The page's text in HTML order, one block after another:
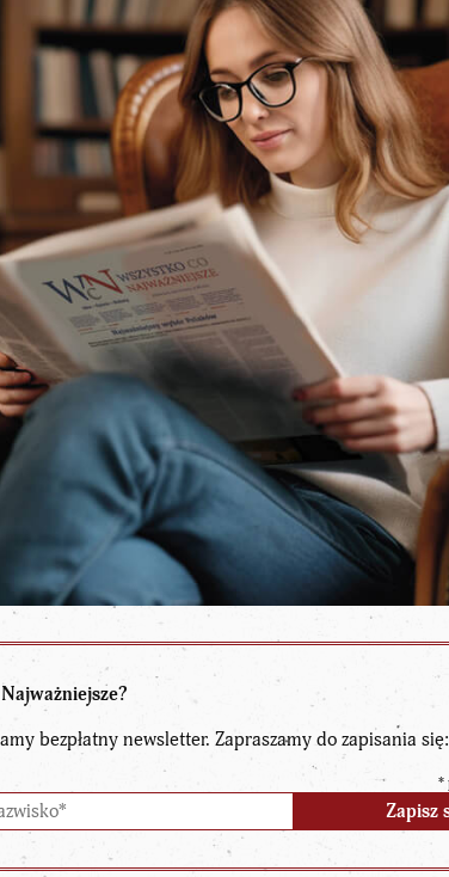
bezpłatny newsletter. Zapraszamy do zapisania się:
*